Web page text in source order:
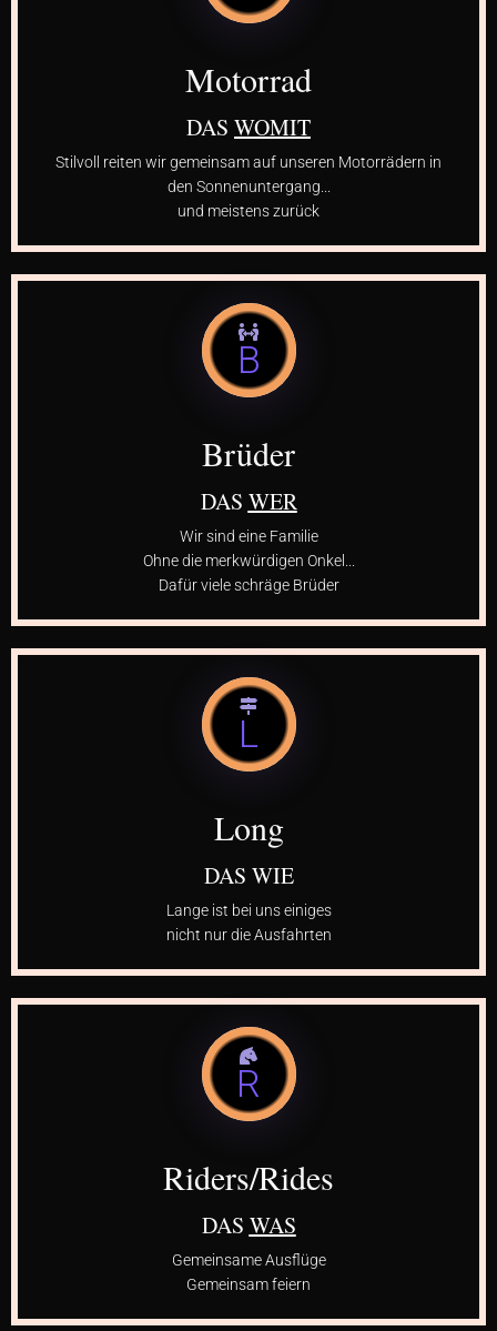
Motorrad
DAS WOMIT
Stilvoll reiten wir gemeinsam auf unseren Motorrädern in
den Sonnenuntergang...
und meistens zurück
B
Brüder
DAS WER
Wir sind eine Familie
Ohne die merkwürdigen Onkel...
Dafür viele schräge Brüder
L
Long
DAS WIE
Lange ist bei uns einiges
nicht nur die Ausfahrten
R
Riders/Rides
DAS WAS
Gemeinsame Ausflüge
Gemeinsam feiern